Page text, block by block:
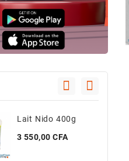
Lait Nido 400g
Prix
3 550,00 CFA